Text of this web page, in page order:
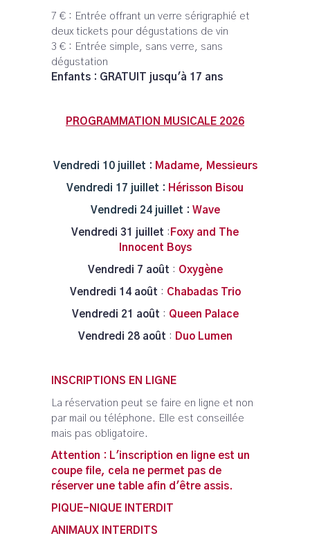
7 € : Entrée offrant un verre sérigraphié et
deux tickets pour dégustations de vin
3 € : Entrée simple, sans verre, sans
dégustation
Enfants : GRATUIT jusqu'à 17 ans
PROGRAMMATION MUSICALE 2026
Vendredi 10 juillet : Madame, Messieurs
Vendredi 17 juillet : Hérisson Bisou
Vendredi 24 juillet : Wave
Vendredi 31 juillet : Foxy and The
Innocent Boys
Vendredi 7 août : Oxygène
Vendredi 14 août : Chabadas Trio
Vendredi 21 août : Queen Palace
Vendredi 28 août : Duo Lumen
INSCRIPTIONS EN LIGNE
La réservation peut se faire en ligne et non
par mail ou téléphone. Elle est conseillée
mais pas obligatoire.
Attention : L'inscription en ligne est un
coupe file, cela ne permet pas de
réserver une table afin d'être assis.
PIQUE-NIQUE INTERDIT
ANIMAUX INTERDITS